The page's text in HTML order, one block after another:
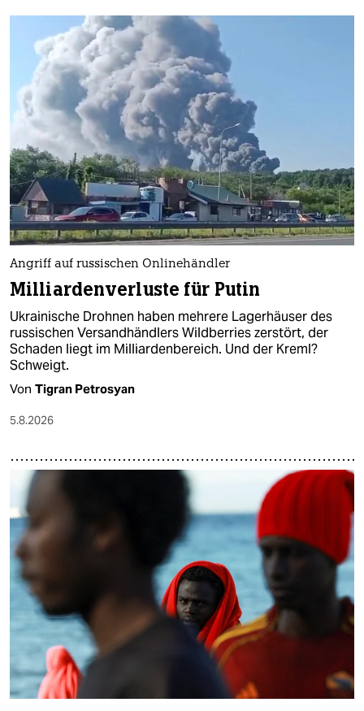
Angriff auf russischen Onlinehändler
Milliardenverluste für Putin
Ukrainische Drohnen haben mehrere Lagerhäuser des
russischen Versandhändlers Wildberries zerstört, der
Schaden liegt im Milliardenbereich. Und der Kreml?
Schweigt.
Von Tigran Petrosyan
5.8.2026